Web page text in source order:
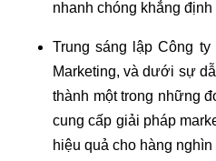
nhanh chóng khẳng
Trung sáng lập Công
Marketing, và dưới sự
thành một trong những
cung cấp giải pháp
hiệu quả cho hàng